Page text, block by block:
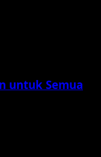
untuk Semua